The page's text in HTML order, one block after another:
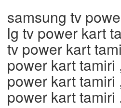
samsung tv
lg tv power kart
tv power kart
power kart tamiri
power kart tamiri
power kart tamiri